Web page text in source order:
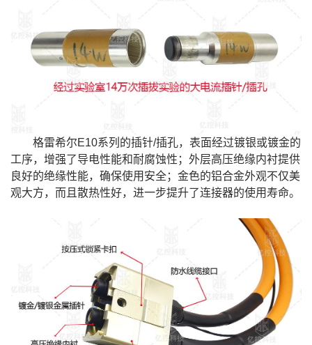
格雷希尔E10系列的插针/插孔，表面经过镀银或镀金的
工序，增强了导电性能和耐腐蚀性；外层高压绝缘内衬提供
良好的绝缘性能，确保使用安全；金色的铝合金外观不仅美
观大方，而且散热性好，进一步提升了连接器的使用寿命。